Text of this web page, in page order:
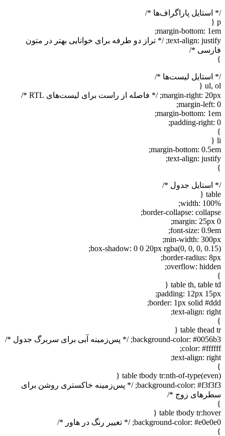
/* استایل پاراگراف‌ها */
p {
margin-bottom: 1em;
text-align: justify; /* تراز دو طرفه برای خوانایی بهتر در متون
فارسی */
}
/* استایل لیست‌ها */
ul, ol {
margin-right: 20px; /* فاصله از راست برای لیست‌های RTL */
margin-left: 0;
margin-bottom: 1em;
padding-right: 0;
}
li {
margin-bottom: 0.5em;
text-align: justify;
}
/* استایل جدول */
table {
width: 100%;
border-collapse: collapse;
margin: 25px 0;
font-size: 0.9em;
min-width: 300px;
box-shadow: 0 0 20px rgba(0, 0, 0, 0.15);
border-radius: 8px;
overflow: hidden;
}
table th, table td {
padding: 12px 15px;
border: 1px solid #ddd;
text-align: right;
}
table thead tr {
background-color: #0056b3; /* پس‌زمینه آبی برای سربرگ جدول */
color: #ffffff;
text-align: right;
}
table tbody tr:nth-of-type(even) {
background-color: #f3f3f3; /* پس‌زمینه خاکستری روشن برای
سطر‌های زوج */
}
table tbody tr:hover {
background-color: #e0e0e0; /* تغییر رنگ در هاور */
}